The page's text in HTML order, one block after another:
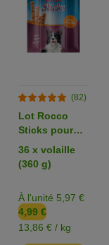
(82)
Lot Rocco
Sticks pour
chien
36 x volaille
(360 g)
À l'unité 5,97 €
4,99 €
13,86 € / kg